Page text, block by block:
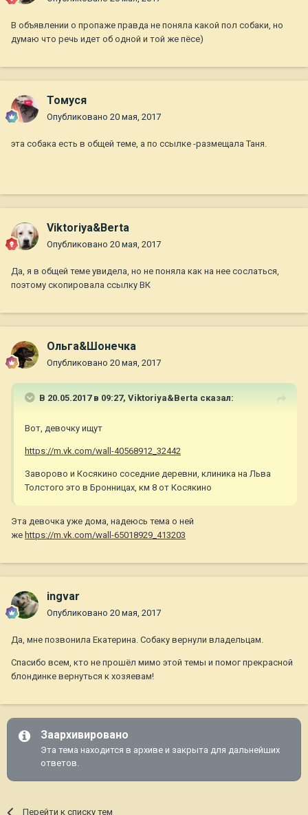
В объявлении о пропаже правда не поняла какой пол собаки, но
думаю что речь идет об одной и той же пёсе)
Томуся
Опубликовано 20 мая, 2017
эта собака есть в общей теме, а по ссылке -размещала Таня.
Viktoriya&Berta
Опубликовано 20 мая, 2017
Да, я в общей теме увидела, но не поняла как на нее сослаться,
поэтому скопировала ссылку ВК
Ольга&Шонечка
Опубликовано 20 мая, 2017
В 20.05.2017 в 09:27, Viktoriya&Berta сказал:
Вот, девочку ищут
https://m.vk.com/wall-40568912_32442
Заворово и Косякино соседние деревни, клиника на Льва
Толстого это в Бронницах, км 8 от Косякино
Эта девочка уже дома, надеюсь тема о ней
же https://m.vk.com/wall-65018929_413203
ingvar
Опубликовано 20 мая, 2017
Да, мне позвонила Екатерина. Собаку вернули владельцам.
Спасибо всем, кто не прошёл мимо этой темы и помог прекрасной
блондинке вернуться к хозяевам!
Заархивировано
Эта тема находится в архиве и закрыта для дальнейших
ответов.
Перейти к списку тем